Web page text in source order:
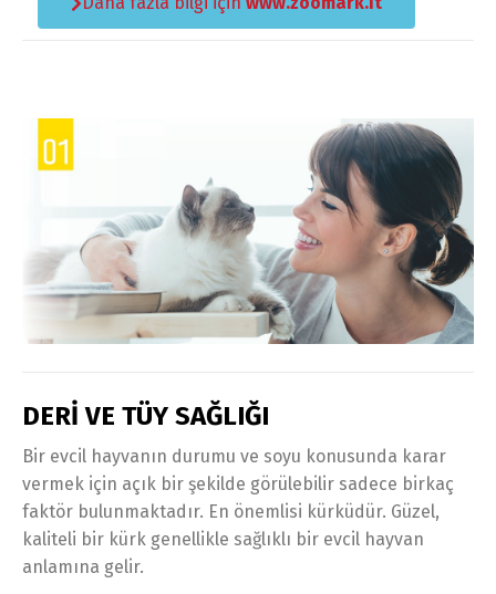
DERİ VE TÜY SAĞLIĞI
Bir evcil hayvanın durumu ve soyu konusunda karar
vermek için açık bir şekilde görülebilir sadece birkaç
faktör bulunmaktadır. En önemlisi kürküdür. Güzel,
kaliteli bir kürk genellikle sağlıklı bir evcil hayvan
anlamına gelir.
Türkçe English